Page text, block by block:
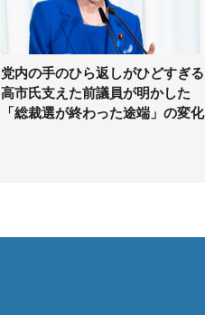
党内の手のひら返しがひどすぎる
高市氏支えた前議員が明かした
「総裁選が終わった途端」の変化